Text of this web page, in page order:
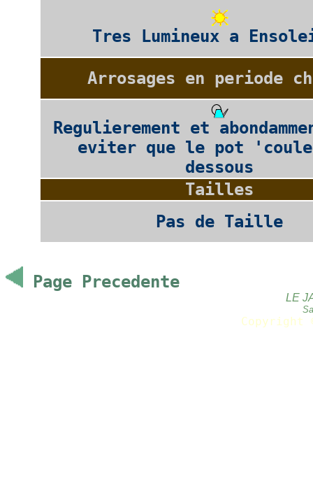
Tres Lumineux a
Arrosages en periode
Regulierement et
eviter que le pot
dessous
Tailles
Pas de Taille
Page Precedente
LE
Copyright